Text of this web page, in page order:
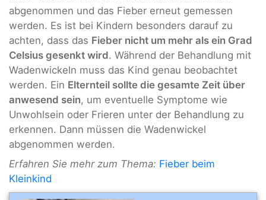
abgenommen und das Fieber erneut gemessen
werden. Es ist bei Kindern besonders darauf zu
achten, dass das Fieber nicht um mehr als ein Grad
Celsius gesenkt wird. Während der Behandlung mit
Wadenwickeln muss das Kind genau beobachtet
werden. Ein Elternteil sollte die gesamte Zeit über
anwesend sein, um eventuelle Symptome wie
Unwohlsein oder Frieren unter der Behandlung zu
erkennen. Dann müssen die Wadenwickel
abgenommen werden.
Erfahren Sie mehr zum Thema: Fieber beim
Kleinkind